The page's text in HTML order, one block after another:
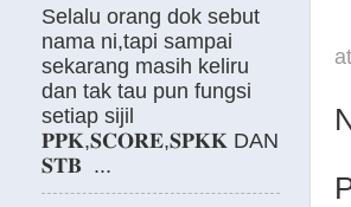
at
Selalu orang dok sebut
nama ni,tapi sampai
sekarang masih keliru
dan tak tau pun fungsi
setiap sijil
𝐏𝐏𝐊,𝐒𝐂𝐎𝐑𝐄,𝐒𝐏𝐊𝐊 DAN
𝐒𝐓𝐁 ...